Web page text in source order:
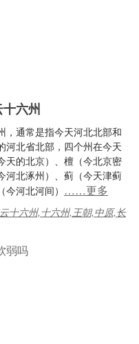
六州
，通常是指今天河北北部和
河北省北部，四个州在今天
天的北京）、檀（今北京密
河北涿州）、蓟（今天津蓟
河北河间） ……更多
十六州,十六州,王朝,中原,长